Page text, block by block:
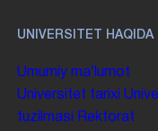
UNIVERSITET HAQIDA
Umumiy maʼlumot
Universitet tarixi
tuzilmasi
Rektorat